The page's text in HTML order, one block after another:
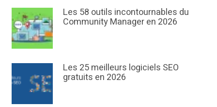
Les 58 outils incontournables du
Community Manager en 2026
Les 25 meilleurs logiciels SEO
gratuits en 2026